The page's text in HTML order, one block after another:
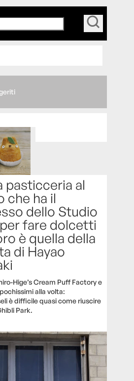
pasticceria al
che ha il
dello Studio
fare dolcetti
è quella della
di Hayao
Hige’s Cream Puff Factory e
alla volta:
è difficile quasi come riuscire
Park.